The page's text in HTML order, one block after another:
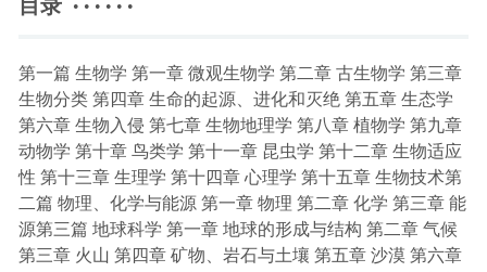
目录 · · · · · ·
第一篇 生物学 第一章 微观生物学 第二章 古生物学 第三章
生物分类 第四章 生命的起源、进化和灭绝 第五章 生态学
第六章 生物入侵 第七章 生物地理学 第八章 植物学 第九章
动物学 第十章 鸟类学 第十一章 昆虫学 第十二章 生物适应
性 第十三章 生理学 第十四章 心理学 第十五章 生物技术第
二篇 物理、化学与能源 第一章 物理 第二章 化学 第三章 能
源第三篇 地球科学 第一章 地球的形成与结构 第二章 气候
第三章 火山 第四章 矿物、岩石与土壤 第五章 沙漠 第六章